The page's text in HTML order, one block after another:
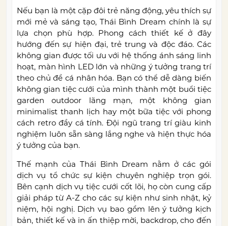
Nếu bạn là một cặp đôi trẻ năng động, yêu thích sự
mới mẻ và sáng tạo, Thái Bình Dream chính là sự
lựa chọn phù hợp. Phong cách thiết kế ở đây
hướng đến sự hiện đại, trẻ trung và độc đáo. Các
không gian được tối ưu với hệ thống ánh sáng linh
hoạt, màn hình LED lớn và những ý tưởng trang trí
theo chủ đề cá nhân hóa. Bạn có thể dễ dàng biến
không gian tiệc cưới của mình thành một buổi tiệc
garden outdoor lãng mạn, một không gian
minimalist thanh lịch hay một bữa tiệc với phong
cách retro đầy cá tính. Đội ngũ trang trí giàu kinh
nghiệm luôn sẵn sàng lắng nghe và hiện thực hóa
ý tưởng của bạn.
Thế mạnh của Thái Bình Dream nằm ở các gói
dịch vụ tổ chức sự kiện chuyên nghiệp trọn gói.
Bên cạnh dịch vụ tiệc cưới cốt lõi, họ còn cung cấp
giải pháp từ A-Z cho các sự kiện như sinh nhật, kỷ
niệm, hội nghị. Dịch vụ bao gồm lên ý tưởng kịch
bản, thiết kế và in ấn thiệp mời, backdrop, cho đến